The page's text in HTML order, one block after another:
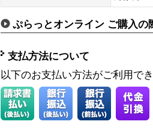
ぷらっとオンライン ご購入の
支払方法について
以下のお支払い方法がご利用で